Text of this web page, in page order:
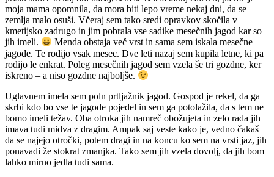
moja mama opomnila, da mora biti lepo vreme nekaj dni, da se
zemlja malo osuši. Včeraj sem tako sredi opravkov skočila v
kmetijsko zadrugo in jim pobrala vse sadike mesečnih jagod kar so
jih imeli.
Menda obstaja več vrst in sama sem iskala mesečne
jagode. Te rodijo vsak mesec. Dve leti nazaj sem kupila letne, ki pa
rodijo le enkrat. Poleg mesečnih jagod sem vzela še tri gozdne, ker
iskreno – a niso gozdne najboljše.
Uglavnem imela sem poln prtljažnik jagod. Gospod je rekel, da ga
skrbi kdo bo vse te jagode pojedel in sem ga potolažila, da s tem ne
bomo imeli težav. Oba otroka jih namreč obožujeta in zelo rada jih
imava tudi midva z dragim. Ampak saj veste kako je, vedno čakaš
da se najejo otročki, potem dragi in na koncu ko sem na vrsti jaz, jih
ponavadi že stokrat zmanjka. Tako sem jih vzela dovolj, da jih bom
lahko mirno jedla tudi sama.